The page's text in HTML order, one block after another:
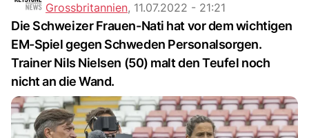
Grossbritannien, 11.07.2022 - 21:21
Die Schweizer Frauen-Nati hat vor dem wichtigen
EM-Spiel gegen Schweden Personalsorgen.
Trainer Nils Nielsen (50) malt den Teufel noch
nicht an die Wand.